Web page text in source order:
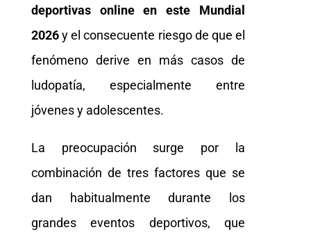
deportivas online en este Mundial
2026y el consecuente riesgo de que el
fenómeno derive en más casos de
ludopatía, especialmente entre
jóvenes y adolescentes.
La preocupación surge por la
combinación de tres factores que se
dan habitualmente durante los
grandes eventos deportivos, que